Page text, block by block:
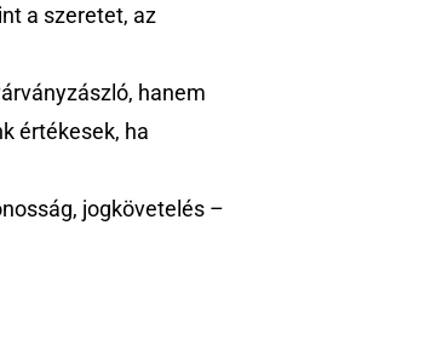
a szeretet, az
hanem
értékesek, ha
jogkövetelés –